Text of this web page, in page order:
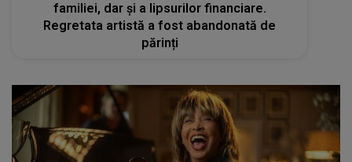
familiei, dar și a lipsurilor financiare.
Regretata artistă a fost abandonată de
părinți